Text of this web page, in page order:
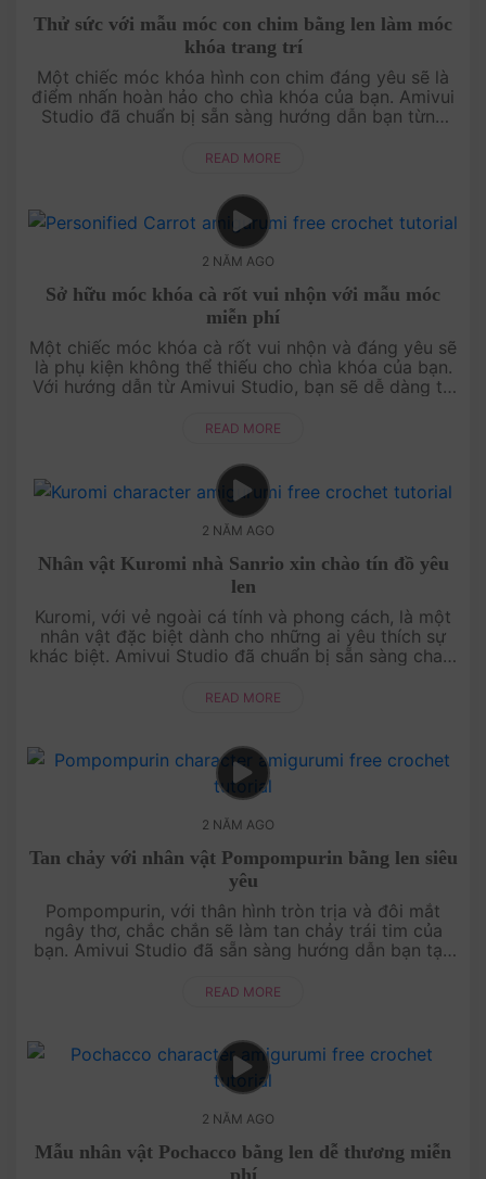
Thử sức với mẫu móc con chim bằng len làm móc
khóa trang trí
Một chiếc móc khóa hình con chim đáng yêu sẽ là
điểm nhấn hoàn hảo cho chìa khóa của bạn. Amivui
Studio đã chuẩn bị sẵn sàng hướng dẫn bạn từng
đơn giản nhưng tinh tế, b....
READ MORE
2 NĂM AGO
Sở hữu móc khóa cà rốt vui nhộn với mẫu móc
miễn phí
Một chiếc móc khóa cà rốt vui nhộn và đáng yêu sẽ
là phụ kiện không thể thiếu cho chìa khóa của bạn.
Với hướng dẫn từ Amivui Studio, bạn sẽ dễ dàng tự
len. Từng bước thự....
READ MORE
2 NĂM AGO
Nhân vật Kuromi nhà Sanrio xin chào tín đồ yêu
len
Kuromi, với vẻ ngoài cá tính và phong cách, là một
nhân vật đặc biệt dành cho những ai yêu thích sự
khác biệt. Amivui Studio đã chuẩn bị sẵn sàng chart
Với hướng dẫn ....
READ MORE
2 NĂM AGO
Tan chảy với nhân vật Pompompurin bằng len siêu
yêu
Pompompurin, với thân hình tròn trịa và đôi mắt
ngây thơ, chắc chắn sẽ làm tan chảy trái tim của
bạn. Amivui Studio đã sẵn sàng hướng dẫn bạn tạo
được chỉ dẫn tỉ mỉ, giúp....
READ MORE
2 NĂM AGO
Mẫu nhân vật Pochacco bằng len dễ thương miễn